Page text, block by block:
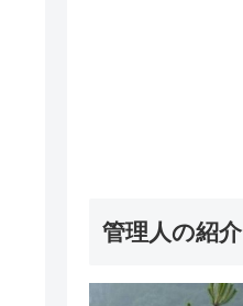
管理人の紹介